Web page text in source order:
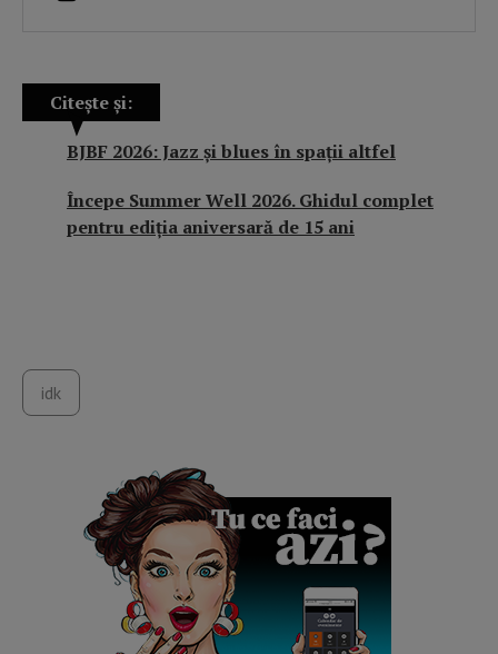
Citește și:
BJBF 2026: Jazz și blues în spații altfel
Începe Summer Well 2026. Ghidul complet
pentru ediția aniversară de 15 ani
idk